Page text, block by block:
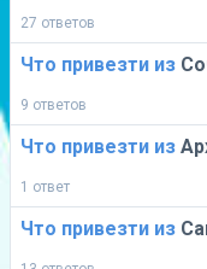
27 ответов
Что привезти из
9 ответов
Что привезти из
1 ответ
Что привезти из